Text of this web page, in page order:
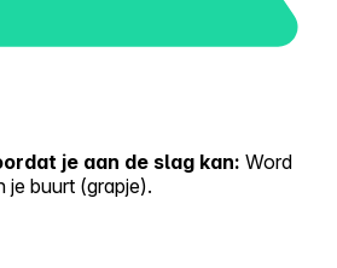
je aan de slag kan: Word
je buurt (grapje).